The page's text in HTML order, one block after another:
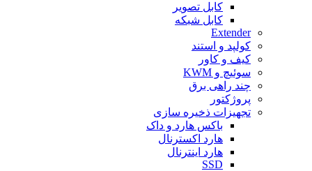
کابل تصویر
کابل شبکه
Extender
کولپد و استند
کیف و کاور
سوئیچ و KWM
چند راهی برق
پروژکتور
تجهیزات ذخیره سازی
باکس هارد و داک
هارد اکسترنال
هارد اینترنال
SSD